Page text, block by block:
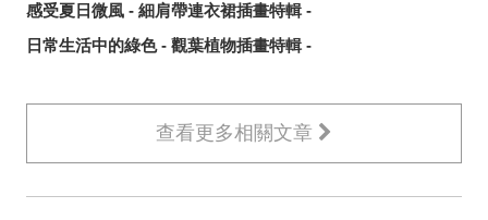
感受夏日微風 - 細肩帶連衣裙插畫特輯 -
日常生活中的綠色 - 觀葉植物插畫特輯 -
查看更多相關文章